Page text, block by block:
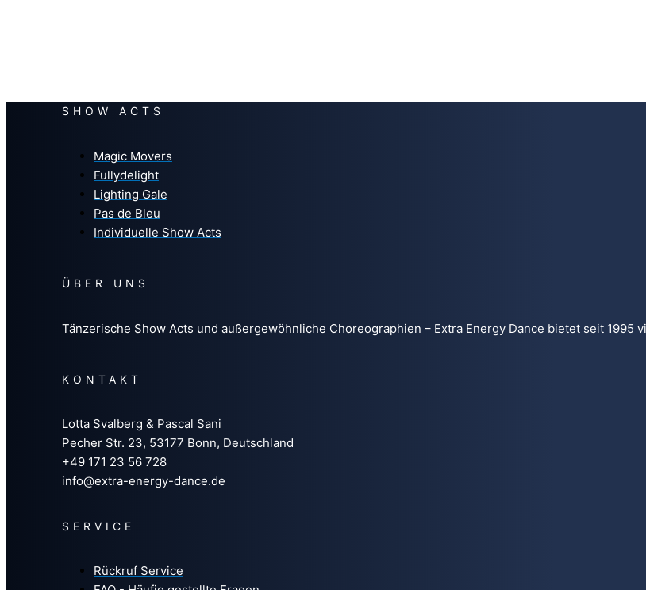
SHOW ACTS
Magic Movers
Fullydelight
Lighting Gale
Pas de Bleu
Individuelle Show Acts
ÜBER UNS
Tänzerische Show Acts und außergewöhnliche Choreographien – Extra Energy Dance bietet seit 1995
KONTAKT
Lotta Svalberg & Pascal Sani
Pecher Str. 23, 53177 Bonn, Deutschland
+49 171 23 56 728
info@extra-energy-dance.de
SERVICE
Rückruf Service